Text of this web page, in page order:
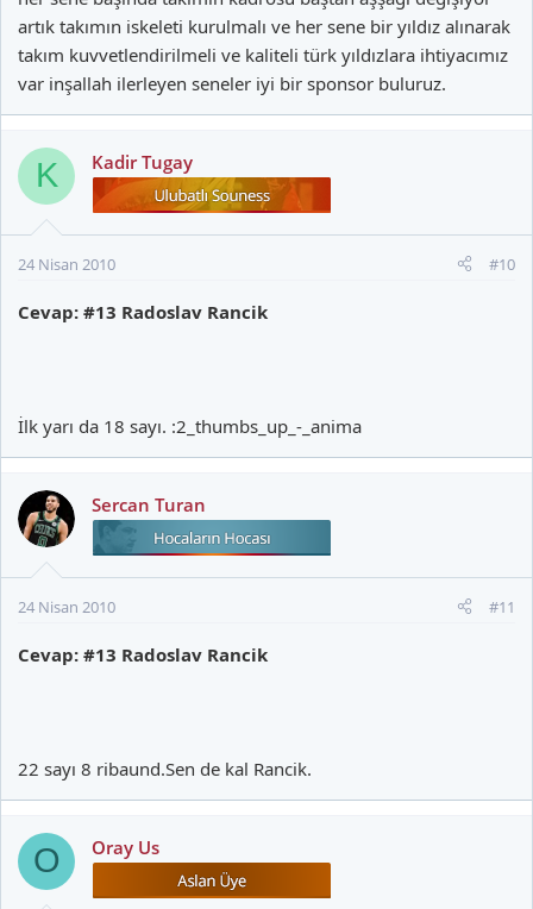
artık takımın iskeleti kurulmalı ve her sene bir yıldız alınarak
takım kuvvetlendirilmeli ve kaliteli türk yıldızlara ihtiyacımız
var inşallah ilerleyen seneler iyi bir sponsor buluruz.
K Kadir Tugay
24 Nisan 2010 #10
Cevap: #13 Radoslav Rancik
İlk yarı da 18 sayı. :2_thumbs_up_-_anima
Sercan Turan
24 Nisan 2010 #11
Cevap: #13 Radoslav Rancik
22 sayı 8 ribaund.Sen de kal Rancik.
O Oray Us